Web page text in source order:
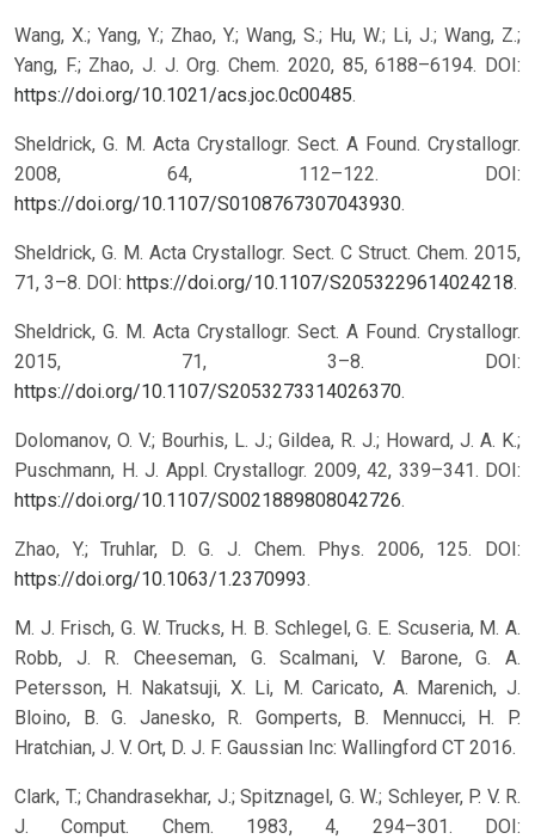
Wang, X.; Yang, Y.; Zhao, Y.; Wang, S.; Hu, W.; Li, J.; Wang, Z.;
Yang, F.; Zhao, J. J. Org. Chem. 2020, 85, 6188–6194. DOI:
https://doi.org/10.1021/acs.joc.0c00485.
Sheldrick, G. M. Acta Crystallogr. Sect. A Found. Crystallogr.
2008, 64, 112–122. DOI:
https://doi.org/10.1107/S0108767307043930.
Sheldrick, G. M. Acta Crystallogr. Sect. C Struct. Chem. 2015,
71, 3–8. DOI: https://doi.org/10.1107/S2053229614024218.
Sheldrick, G. M. Acta Crystallogr. Sect. A Found. Crystallogr.
2015, 71, 3–8. DOI:
https://doi.org/10.1107/S2053273314026370.
Dolomanov, O. V.; Bourhis, L. J.; Gildea, R. J.; Howard, J. A. K.;
Puschmann, H. J. Appl. Crystallogr. 2009, 42, 339–341. DOI:
https://doi.org/10.1107/S0021889808042726.
Zhao, Y.; Truhlar, D. G. J. Chem. Phys. 2006, 125. DOI:
https://doi.org/10.1063/1.2370993.
M. J. Frisch, G. W. Trucks, H. B. Schlegel, G. E. Scuseria, M. A.
Robb, J. R. Cheeseman, G. Scalmani, V. Barone, G. A.
Petersson, H. Nakatsuji, X. Li, M. Caricato, A. Marenich, J.
Bloino, B. G. Janesko, R. Gomperts, B. Mennucci, H. P.
Hratchian, J. V. Ort, D. J. F. Gaussian Inc: Wallingford CT 2016.
Clark, T.; Chandrasekhar, J.; Spitznagel, G. W.; Schleyer, P. V. R.
J. Comput. Chem. 1983, 4, 294–301. DOI: